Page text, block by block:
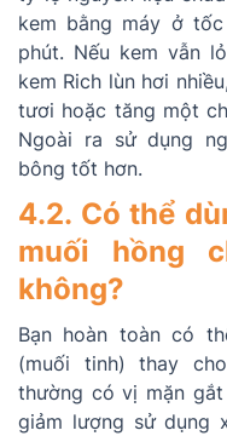
kem bằng máy ở
phút. Nếu kem vẫn
kem Rich lùn hơi
tươi hoặc tăng một
Ngoài ra sử dụng
bông tốt hơn.
4.2. Có thể
muối hồng
không?
Bạn hoàn toàn có
(muối tinh) thay
thường có vị mặn
giảm lượng sử dụng